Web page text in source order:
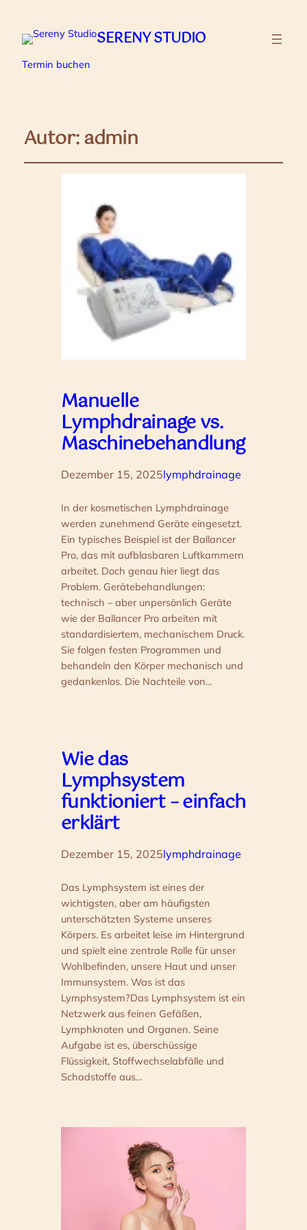
SERENY STUDIO
Termin buchen
Autor:admin
Manuelle
Lymphdrainage vs.
Maschinebehandlung
Dezember 15, 2025lymphdrainage
In der kosmetischen Lymphdrainage
werden zunehmend Geräte eingesetzt.
Ein typisches Beispiel ist der Ballancer
Pro, das mit aufblasbaren Luftkammern
arbeitet. Doch genau hier liegt das
Problem. Gerätebehandlungen:
technisch – aber unpersönlich Geräte
wie der Ballancer Pro arbeiten mit
standardisiertem, mechanischem Druck.
Sie folgen festen Programmen und
behandeln den Körper mechanisch und
gedankenlos. Die Nachteile von…
Wie das
Lymphsystem
funktioniert – einfach
erklärt
Dezember 15, 2025lymphdrainage
Das Lymphsystem ist eines der
wichtigsten, aber am häufigsten
unterschätzten Systeme unseres
Körpers. Es arbeitet leise im Hintergrund
und spielt eine zentrale Rolle für unser
Wohlbefinden, unsere Haut und unser
Immunsystem. Was ist das
Lymphsystem?Das Lymphsystem ist ein
Netzwerk aus feinen Gefäßen,
Lymphknoten und Organen. Seine
Aufgabe ist es, überschüssige
Flüssigkeit, Stoffwechselabfälle und
Schadstoffe aus…